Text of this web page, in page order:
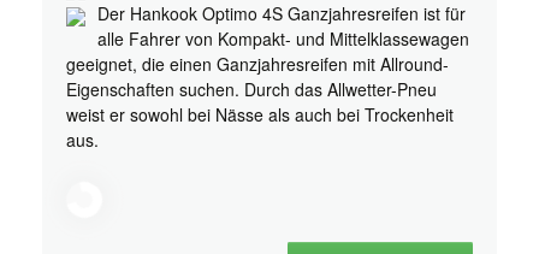
Der Hankook Optimo 4S Ganzjahresreifen ist für
alle Fahrer von Kompakt- und Mittelklassewagen
geeignet, die einen Ganzjahresreifen mit Allround-
Eigenschaften suchen. Durch das Allwetter-Pneu
weist er sowohl bei Nässe als auch bei Trockenheit
aus.